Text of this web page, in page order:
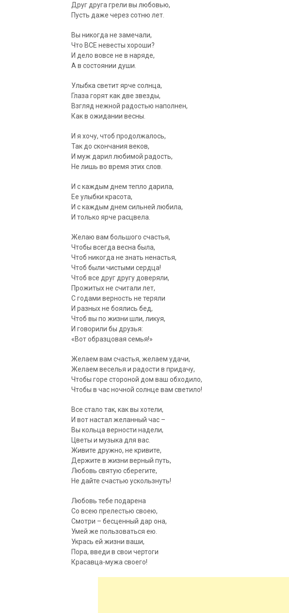
Друг друга грели вы любовью,
Пусть даже через сотню лет.
Вы никогда не замечали,
Что ВСЕ невесты хороши?
И дело вовсе не в наряде,
А в состоянии души.
Улыбка светит ярче солнца,
Глаза горят как две звезды,
Взгляд нежной радостью наполнен,
Как в ожидании весны.
И я хочу, чтоб продолжалось,
Так до скончания веков,
И муж дарил любимой радость,
Не лишь во время этих слов.
И с каждым днем тепло дарила,
Ее улыбки красота,
И с каждым днем сильней любила,
И только ярче расцвела.
Желаю вам большого счастья,
Чтобы всегда весна была,
Чтоб никогда не знать ненастья,
Чтоб были чистыми сердца!
Чтоб все друг другу доверяли,
Прожитых не считали лет,
С годами верность не теряли
И разных не боялись бед,
Чтоб вы по жизни шли, ликуя,
И говорили бы друзья:
«Вот образцовая семья!»
Желаем вам счастья, желаем удачи,
Желаем веселья и радости в придачу,
Чтобы горе стороной дом ваш обходило,
Чтобы в час ночной солнце вам светило!
Все стало так, как вы хотели,
И вот настал желанный час –
Вы кольца верности надели,
Цветы и музыка для вас.
Живите дружно, не кривите,
Держите в жизни верный путь,
Любовь святую сберегите,
Не дайте счастью ускользнуть!
Любовь тебе подарена
Со всею прелестью своею,
Смотри – бесценный дар она,
Умей же пользоваться ею.
Укрась ей жизни ваши,
Пора, введи в свои чертоги
Красавца-мужа своего!